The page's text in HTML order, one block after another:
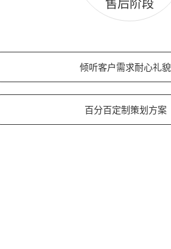
售后阶段
倾听客户需求耐心礼貌
百分百定制策划方案